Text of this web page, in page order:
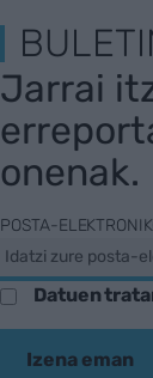
Jarrai
onenak.
POSTA-
Datuen
Izena eman